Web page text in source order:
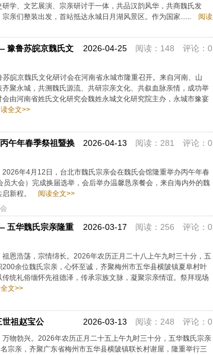
学、文艺展演、宗亲研讨于一体，共品汉韵风华，共商魏氏发
亲们整装出发，首站抵达永城日月湖风景区。作为国家......
阅读
2026-04-25阅读：148 评论：0
豫鲁苏皖京魏氏文
苏皖京魏氏文化研讨会在河南省永城市隆重召开。来自河南、山
聚永城，共溯魏氏源流、共研宗亲文化、共叙血脉亲情，成功举
由河南省姓氏文化研究会魏姓永城文化研究院主办，永城市豫宴
全文>>
2026-04-13 阅读：281 评论：0
午年春季祭祖暨换
2026年4月12日，台北市魏氏宗亲会在魏氏会馆隆重举办丙午年春
大会）完成换届选举，会后举办温馨恳亲餐会，来自海内外的魏
启新程。
阅读全文>>
2026-03-17 阅读：256 评论：0
五华魏氏宗亲隆重
祖恩浩荡，宗情绵长。2026年农历正月二十八上午九时三十分，五
余位魏氏宗亲，心怀至诚，齐聚梅州市五华县横陂镇夏阜村叶
统礼俗缅怀先祖德泽，传承宗族文脉，凝聚宗亲情谊。祭拜现场
文>>
2026-03-13 阅读：248 评论：0
祖赵宝公
万物勃兴。2026年农历正月二十五上午九时三十分，五华魏氏宗亲
宗亲，齐聚广东省梅州市五华县横陂镇联长村谢屋，隆重举行三